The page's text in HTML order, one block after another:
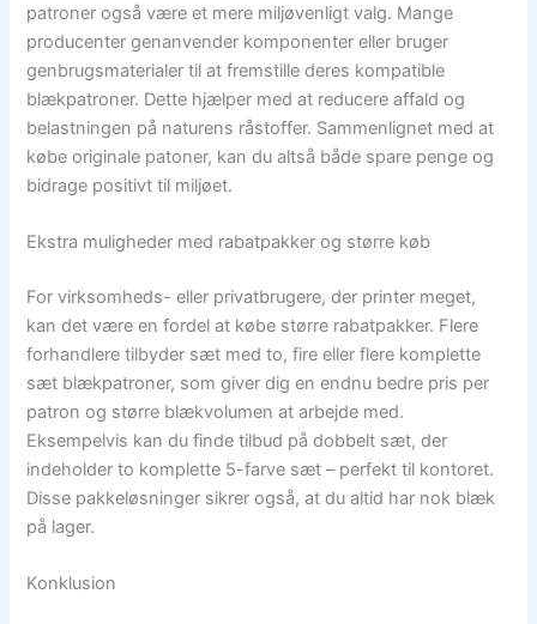
patroner også være et mere miljøvenligt valg. Mange
producenter genanvender komponenter eller bruger
genbrugsmaterialer til at fremstille deres kompatible
blækpatroner. Dette hjælper med at reducere affald og
belastningen på naturens råstoffer. Sammenlignet med at
købe originale patoner, kan du altså både spare penge og
bidrage positivt til miljøet.
Ekstra muligheder med rabatpakker og større køb
For virksomheds- eller privatbrugere, der printer meget,
kan det være en fordel at købe større rabatpakker. Flere
forhandlere tilbyder sæt med to, fire eller flere komplette
sæt blækpatroner, som giver dig en endnu bedre pris per
patron og større blækvolumen at arbejde med.
Eksempelvis kan du finde tilbud på dobbelt sæt, der
indeholder to komplette 5-farve sæt – perfekt til kontoret.
Disse pakkeløsninger sikrer også, at du altid har nok blæk
på lager.
Konklusion